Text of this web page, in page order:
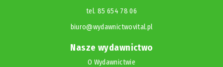
tel. 85 654 78 06
biuro@wydawnictwovital.pl
Nasze wydawnictwo
O Wydawnictwie